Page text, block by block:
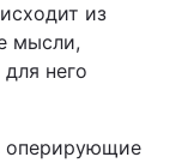
из
мысли,
него
оперирующие